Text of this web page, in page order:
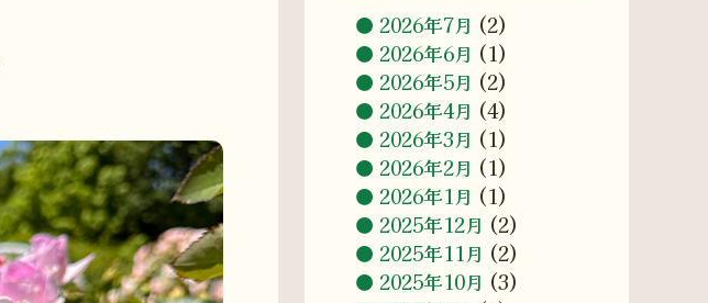
2026年7月 (2)
2026年6月 (1)
2026年5月 (2)
2026年4月 (4)
2026年3月 (1)
2026年2月 (1)
2026年1月 (1)
2025年12月 (2)
2025年11月 (2)
2025年10月 (3)